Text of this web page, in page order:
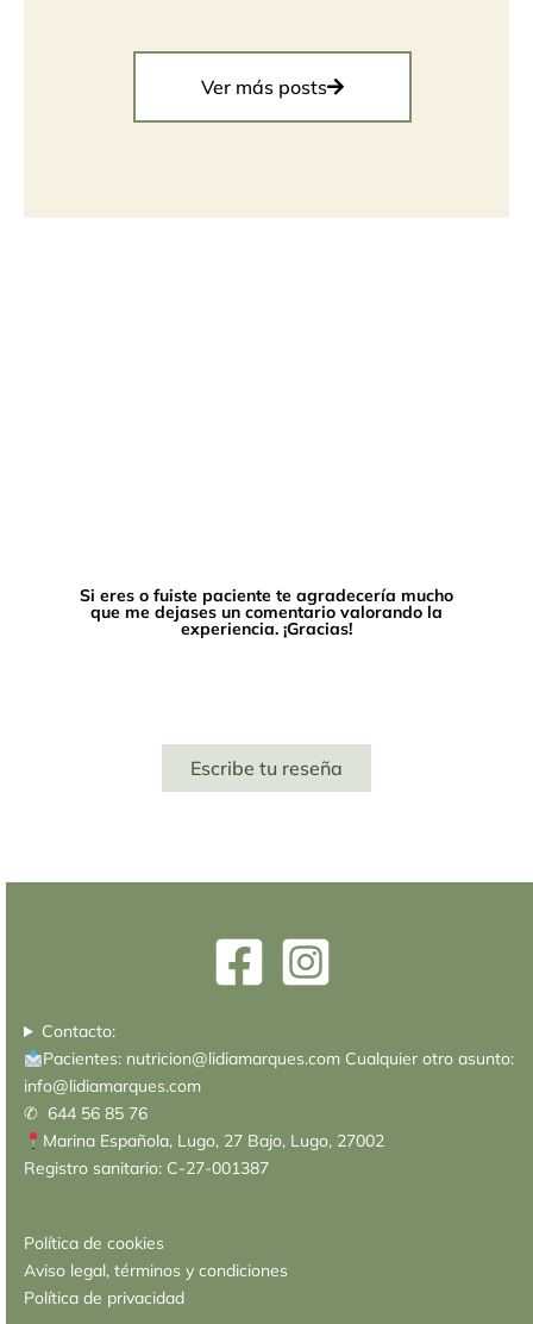
Ver más posts
Si eres o fuiste paciente te agradecería mucho
que me dejases un comentario valorando la
experiencia. ¡Gracias!
Escribe tu reseña
Contacto:
Pacientes: nutricion@lidiamarques.com Cualquier otro asunto:
info@lidiamarques.com
✆ 644 56 85 76
Marina Española, Lugo, 27 Bajo, Lugo, 27002
Registro sanitario: C-27-001387
Política de cookies
Aviso legal, términos y condiciones
Política de privacidad